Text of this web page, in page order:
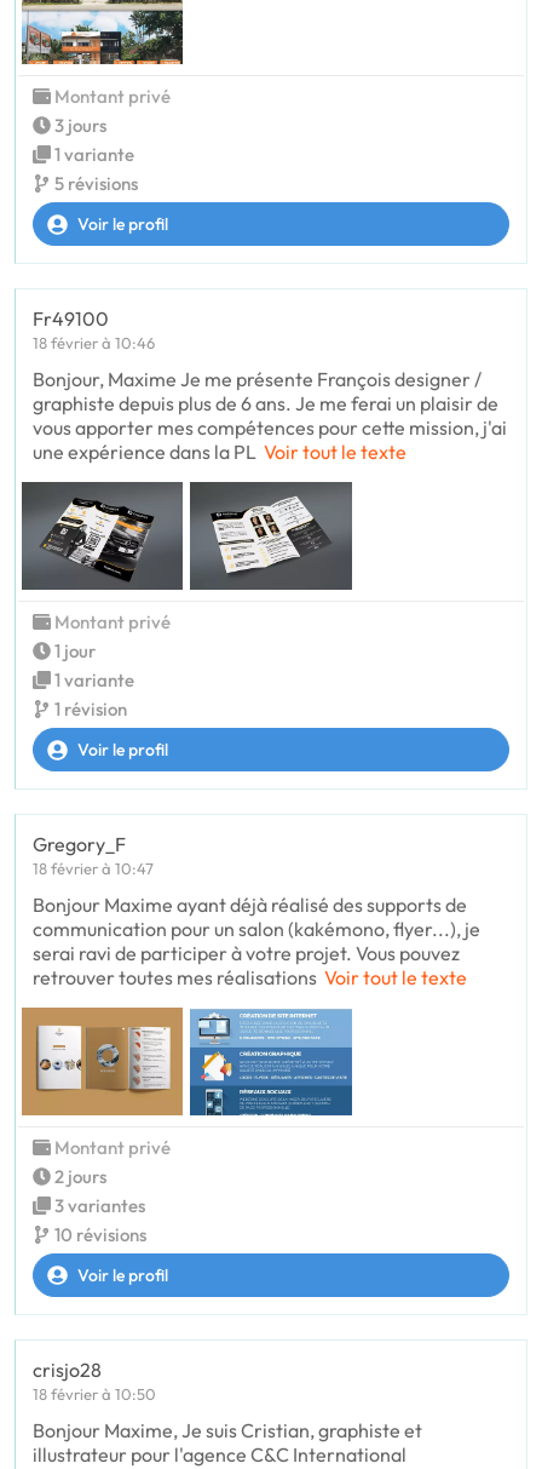
Montant privé
3 jours
1 variante
5 révisions
Voir le profil
Fr49100
18 février à 10:46
Bonjour, Maxime Je me présente François designer /
graphiste depuis plus de 6 ans. Je me ferai un plaisir de
vous apporter mes compétences pour cette mission, j'ai
une expérience dans la PL Voir tout le texte
Montant privé
1 jour
1 variante
1 révision
Voir le profil
Gregory_F
18 février à 10:47
Bonjour Maxime ayant déjà réalisé des supports de
communication pour un salon (kakémono, flyer...), je
serai ravi de participer à votre projet. Vous pouvez
retrouver toutes mes réalisations Voir tout le texte
Montant privé
2 jours
3 variantes
10 révisions
Voir le profil
crisjo28
18 février à 10:50
Bonjour Maxime, Je suis Cristian, graphiste et
illustrateur pour l'agence C&C International